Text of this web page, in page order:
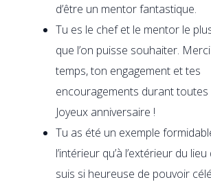
d’être un mentor fantastique.
Tu es le chef et le mentor le
que l’on puisse souhaiter.
temps, ton engagement et tes
encouragements durant toutes
Joyeux anniversaire !
Tu as été un exemple
l’intérieur qu’à l’extérieur du lieu
suis si heureuse de pouvoir